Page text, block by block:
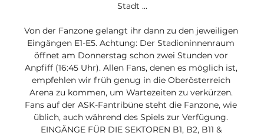
Stadt ...
Von der Fanzone gelangt ihr dann zu den jeweiligen
Eingängen E1-E5. Achtung: Der Stadioninnenraum
öffnet am Donnerstag schon zwei Stunden vor
Anpfiff (16:45 Uhr). Allen Fans, denen es möglich ist,
empfehlen wir früh genug in die Oberösterreich
Arena zu kommen, um Wartezeiten zu verkürzen.
Fans auf der ASK-Fantribüne steht die Fanzone, wie
üblich, auch während des Spiels zur Verfügung.
EINGÄNGE FÜR DIE SEKTOREN B1, B2, B11 &